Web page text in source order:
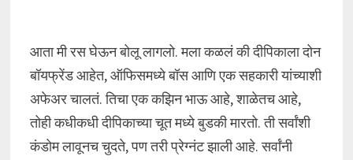
आता मी रस घेऊन बोलू लागलो. मला कळलं की दीपिकाला दोन
बॉयफ्रेंड आहेत, ऑफिसमध्ये बॉस आणि एक सहकारी यांच्याशी
अफेअर चालतं. तिचा एक कझिन भाऊ आहे, शाळेतच आहे,
तोही कधीकधी दीपिकाच्या चूत मध्ये बुडकी मारतो. ती सर्वांशी
कंडोम लावूनच चुदते, पण तरी प्रेग्नंट झाली आहे. सर्वांनी